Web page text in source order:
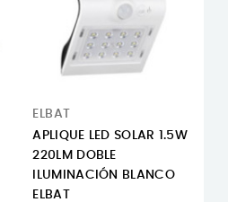
ELBAT
APLIQUE LED SOLAR 1.5W
220LM DOBLE
ILUMINACIÓN BLANCO
ELBAT